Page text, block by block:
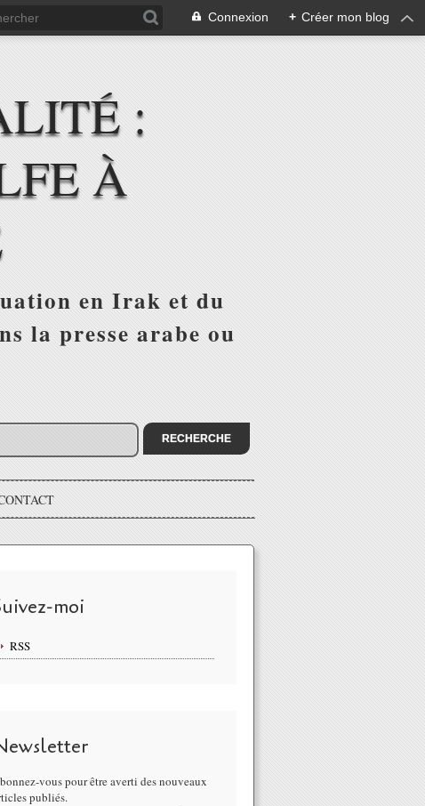
Connexion + Créer mon blog
:
À
en Irak et du
la presse arabe ou
moi
RSS
vous pour être averti des nouveaux
publiés.